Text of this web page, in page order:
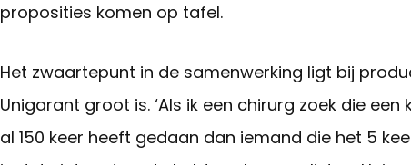
proposities komen op tafel.
Het zwaartepunt in de samenwerking ligt bij
Unigarant groot is. ‘Als ik een chirurg zoek die
al 150 keer heeft gedaan dan iemand die het 5